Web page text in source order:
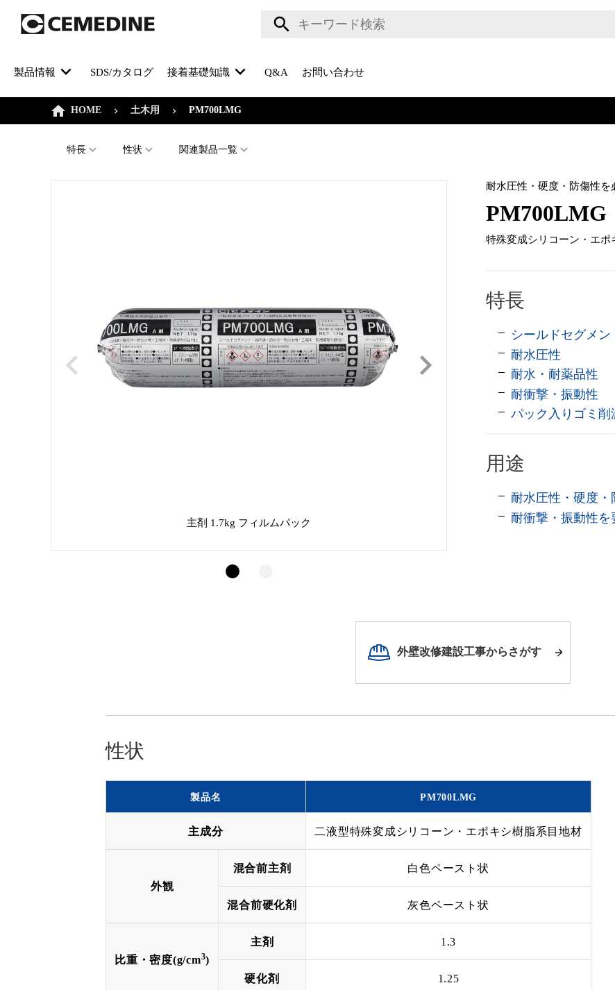
製品情報 SDS/カタログ 接着基礎知識 Q&A お問い合わせ
HOME 土木用 PM700LMG
特長 性状 関連製品一覧
主剤 1.7kg フィルムパック 硬化
耐水圧性・硬度・防傷性
PM700LMG
特殊変成シリコーン・エポ
特長
シールドセグメン
耐水圧性
耐水・耐薬品性
耐衝撃・振動性
パック入りゴミ削
用途
耐水圧性・硬度
耐衝撃・振動性
外壁改修建設工事からさがす
性状
製品名 PM700LMG
主成分 二液型特殊変成シリコーン・エポキシ樹脂系目地材
外観
混合前主剤 白色ペースト状
混合前硬化剤 灰色ペースト状
比重・密度(g/cm3)
主剤 1.3
硬化剤 1.25